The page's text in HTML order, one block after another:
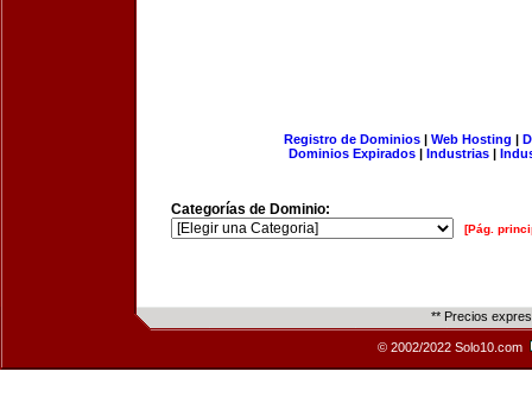
Registro de Dominios| Web Hosting |
Dominios Expirados | Industrias |
Categorías de Dominio:
[Pág.
** Precios
© 2002/2022 Solo10.com